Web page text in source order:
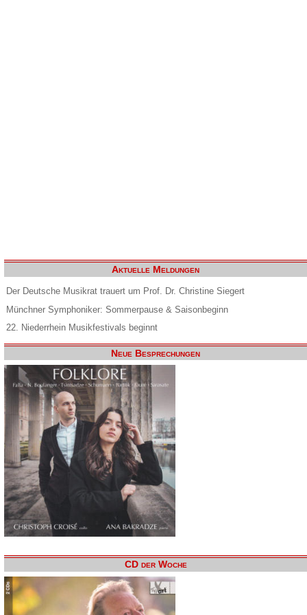
Aktuelle Meldungen
Der Deutsche Musikrat trauert um Prof. Dr. Christine Siegert
Münchner Symphoniker: Sommerpause & Saisonbeginn
22. Niederrhein Musikfestivals beginnt
Neue Besprechungen
CD der Woche